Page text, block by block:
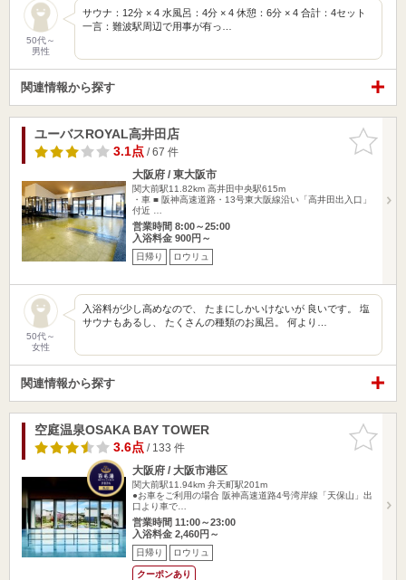
50代～
男性
サウナ：12分 × 4 水風呂：4分 × 4 休憩：6分 × 4 合計：4セット
一言：難波駅周辺で用事が有っ…
関連情報から探す
お気に入
りに追加
ユーバスROYAL高井田店
3.1点/ 67 件
大阪府 / 東大阪市
関大前駅11.82km 高井田中央駅615m
・車 ■ 阪神高速道路・13号東大阪線沿い「高井田出入口」
付近 …
営業時間 8:00～25:00
入浴料金 900円～
日帰り ロウリュ
50代～
女性
入浴料が少し高めなので、 たまにしかいけないが 良いです。 塩
サウナもあるし、 たくさんの種類のお風呂。 何より…
関連情報から探す
お気に入
りに追加
空庭温泉OSAKA BAY TOWER
3.6点/ 133 件
大阪府 / 大阪市港区
関大前駅11.94km 弁天町駅201m
●お車をご利用の場合 阪神高速道路4号湾岸線「天保山」出
口より車で…
営業時間 11:00～23:00
入浴料金 2,460円～
日帰り ロウリュ
クーポンあり